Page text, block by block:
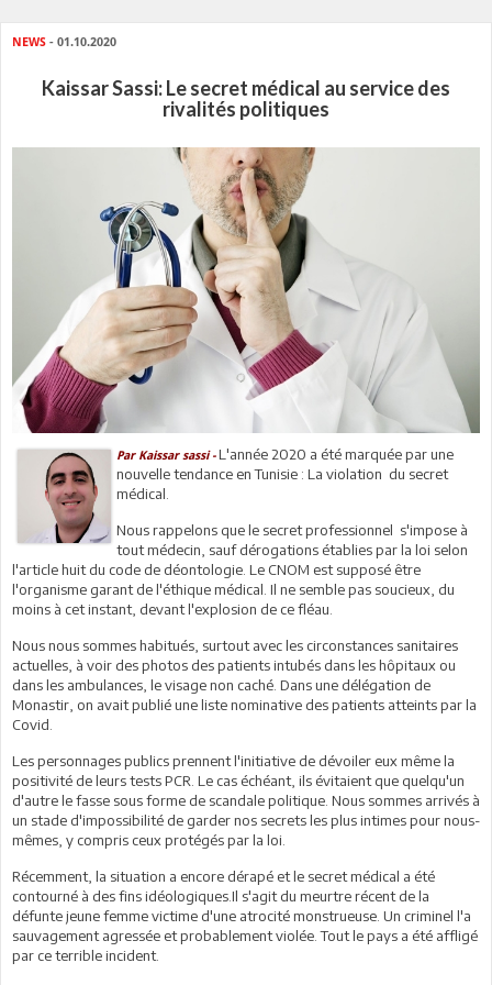
NEWS - 01.10.2020
Kaissar Sassi: Le secret médical au service des
rivalités politiques
Par Kaissar sassi -L'année 2020 a été marquée par une
nouvelle tendance en Tunisie : La violation du secret
médical.
Nous rappelons que le secret professionnel s'impose à
tout médecin, sauf dérogations établies par la loi selon
l'article huit du code de déontologie. Le CNOM est supposé être
l'organisme garant de l'éthique médical. Il ne semble pas soucieux, du
moins à cet instant, devant l'explosion de ce fléau.
Nous nous sommes habitués, surtout avec les circonstances sanitaires
actuelles, à voir des photos des patients intubés dans les hôpitaux ou
dans les ambulances, le visage non caché. Dans une délégation de
Monastir, on avait publié une liste nominative des patients atteints par la
Covid.
Les personnages publics prennent l'initiative de dévoiler eux même la
positivité de leurs tests PCR. Le cas échéant, ils évitaient que quelqu'un
d'autre le fasse sous forme de scandale politique. Nous sommes arrivés à
un stade d'impossibilité de garder nos secrets les plus intimes pour nous-
mêmes, y compris ceux protégés par la loi.
Récemment, la situation a encore dérapé et le secret médical a été
contourné à des fins idéologiques.Il s'agit du meurtre récent de la
défunte jeune femme victime d'une atrocité monstrueuse. Un criminel l'a
sauvagement agressée et probablement violée. Tout le pays a été affligé
par ce terrible incident.